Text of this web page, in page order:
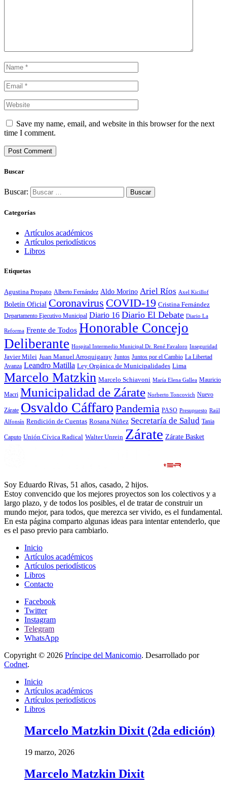
Save my name, email, and website in this browser for the next
time I comment.
Buscar
Buscar:
Categorías
Artículos académicos
Artículos periodísticos
Libros
Etiquetas
Agustina Propato Alberto Fernández Aldo Morino Ariel Ríos Axel Kicillof
Boletín Oficial Coronavirus COVID-19 Cristina Fernández
Departamento Ejecutivo Municipal Diario 16 Diario El Debate Diario La
Reforma Frente de Todos Honorable Concejo
Deliberante Hospital Intermedio Municipal Dr. René Favaloro Inseguridad
Javier Milei Juan Manuel Arroquigaray Juntos Juntos por el Cambio La Libertad
Avanza Leandro Matilla Ley Orgánica de Municipalidades Lima
Marcelo Matzkin Marcelo Schiavoni María Elena Gallea Mauricio
Macri Municipalidad de Zárate Norberto Toncovich Nuevo
Zárate Osvaldo Cáffaro Pandemia PASO Presupuesto Raúl
Alfonsín Rendición de Cuentas Rosana Núñez Secretaría de Salud Tania
Caputo Unión Cívica Radical Walter Unrein Zárate Zárate Basket
Soy Eduardo Rivas, 51 años, casado, 2 hijos.
Estoy convencido que los mejores proyectos son los colectivos y a
largo plazo, y de todos los posibles, el de tratar de construir un
mundo mejor, para todos, que merezca ser vivido, es el fundamental.
En esta página comparto algunas ideas para intentar entenderlo, que
es el paso previo para cambiarlo.
Inicio
Artículos académicos
Artículos periodísticos
Libros
Contacto
Facebook
Twitter
Instagram
Telegram
WhatsApp
Copyright © 2026 Príncipe del Manicomio. Desarrollado por
Codnet.
Inicio
Artículos académicos
Artículos periodísticos
Libros
Marcelo Matzkin Dixit (2da edición)
19 marzo, 2026
Marcelo Matzkin Dixit